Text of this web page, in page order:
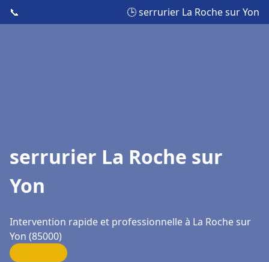
📞 🕒 serrurier La Roche sur Yon
serrurier La Roche sur
Yon
Intervention rapide et professionnelle à La Roche sur
Yon (85000)